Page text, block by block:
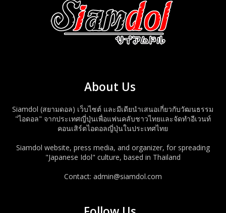
About Us
Siamdol (สยามดอล) เว็บไซต์ และมีเดียนำเสนอเกี่ยวกับวัฒนธรรม
"ไอดอล" จากประเทศญี่ปุ่นเพื่อแฟนคลับชาวไทยและจัดทำอีเวนท์
คอนเสิร์ตไอดอลญี่ปุ่นในประเทศไทย
Siamdol website, press media, and organizer, for spreading
"Japanese Idol" culture, based in Thailand
Contact: admin@siamdol.com